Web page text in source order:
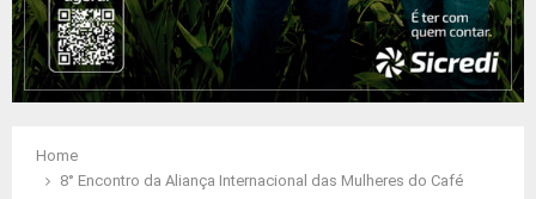
Home
8° Encontro da Aliança Internacional das Mulheres do Café